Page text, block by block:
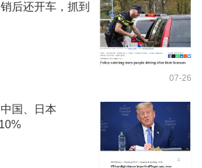
后还开车，抓到
07-26
国、日本